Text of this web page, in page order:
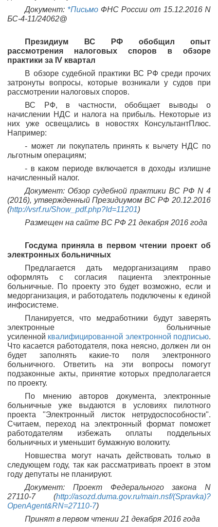
Документ: *ПисьмоФНС России от 15.12.2016 N
БС-4-11/24062@
Президиум ВС РФ обобщил опыт
рассмотрения налоговых споров в обзоре
практики за IV квартал
В обзоре судебной практики ВС РФ среди прочих
затронуты вопросы, которые возникали у судов при
рассмотрении налоговых споров.
ВС РФ, в частности, обобщает выводы о
начислении НДС и налога на прибыль. Некоторые из
них уже освещались в новостях КонсультантПлюс.
Например:
- может ли покупатель принять к вычету НДС по
льготным операциям;
- в каком периоде включается в доходы излишне
начисленный налог.
Документ: Обзор судебной практики ВС РФ N 4
(2016), утвержденный Президиумом ВС РФ 20.12.2016
(http://vsrf.ru/Show_pdf.php?Id=11201)
Размещен на сайте ВС РФ 21 декабря 2016 года
Госдума приняла в первом чтении проект об
электронных больничных
Предлагается дать медорганизациям право
оформлять с согласия пациента электронные
больничные. По проекту это будет возможно, если и
медорганизация, и работодатель подключены к единой
инфосистеме.
Планируется, что медработники будут заверять
электронные больничные
усиленной квалифицированной электронной подписью.
Что касается работодателя, пока неясно, должен ли он
будет заполнять какие-то поля электронного
больничного. Ответить на эти вопросы помогут
подзаконные акты, принятие которых предполагается
по проекту.
По мнению авторов документа, электронные
больничные уже выдаются в условиях пилотного
проекта "Электронный листок нетрудоспособности".
Считаем, переход на электронный формат поможет
работодателям избежать оплаты поддельных
больничных и уменьшит бумажную волокиту.
Новшества могут начать действовать только в
следующем году, так как рассматривать проект в этом
году депутаты не планируют.
Документ: Проект Федерального закона N
27110-7 (http://asozd.duma.gov.ru/main.nsf/(Spravka)?
OpenAgent&RN=27110-7)
Принят в первом чтении 21 декабря 2016 года